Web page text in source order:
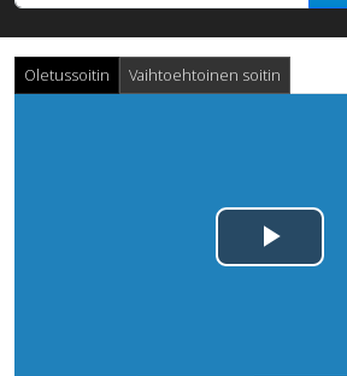
Oletussoitin Vaihtoehtoinen soitin
Toista